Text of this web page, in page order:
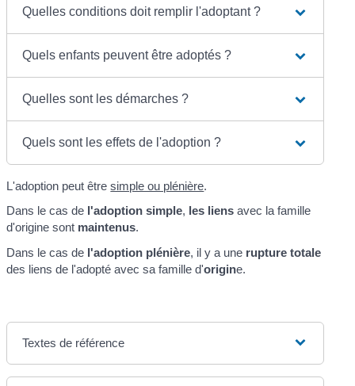
Quelles conditions doit remplir l'adoptant ?
Quels enfants peuvent être adoptés ?
Quelles sont les démarches ?
Quels sont les effets de l'adoption ?
L'adoption peut êtresimple ou plénière.
Dans le cas de l'adoption simple, les liens avec la famille
d'origine sont maintenus.
Dans le cas de l'adoption plénière, il y a une rupture totale
des liens de l'adopté avec sa famille d'origine.
Textes de référence